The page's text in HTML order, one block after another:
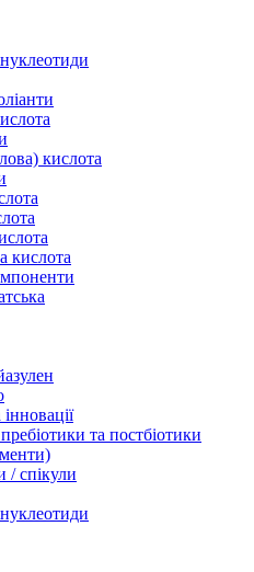
кислота
кислота
інновації
та постбіотики
/ спікули